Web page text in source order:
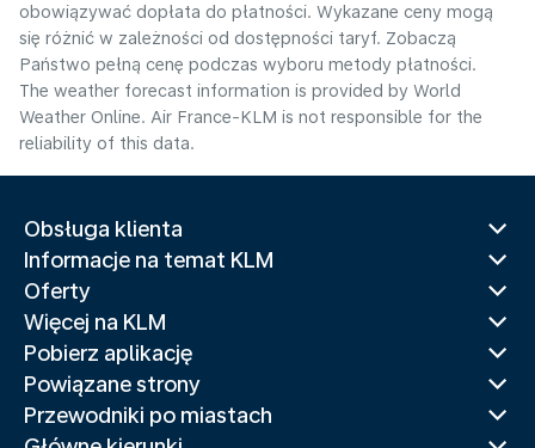
obowiązywać dopłata do płatności. Wykazane ceny mogą
się różnić w zależności od dostępności taryf. Zobaczą
Państwo pełną cenę podczas wyboru metody płatności.
The weather forecast information is provided by World
Weather Online. Air France-KLM is not responsible for the
reliability of this data.
Obsługa klienta
Informacje na temat KLM
Oferty
Więcej na KLM
Pobierz aplikację
Powiązane strony
Przewodniki po miastach